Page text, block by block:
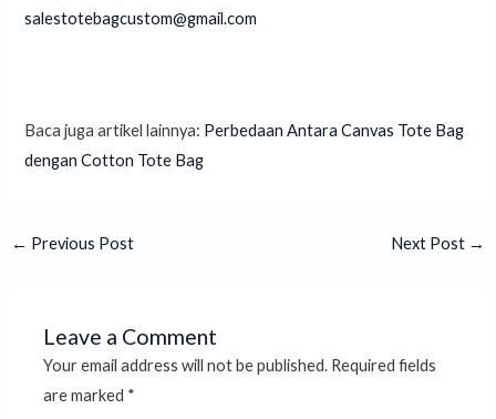
salestotebagcustom@gmail.com
Baca juga artikel lainnya: Perbedaan Antara Canvas Tote Bag
dengan Cotton Tote Bag
← Previous Post Next Post →
Leave a Comment
Your email address will not be published. Required fields
are marked *